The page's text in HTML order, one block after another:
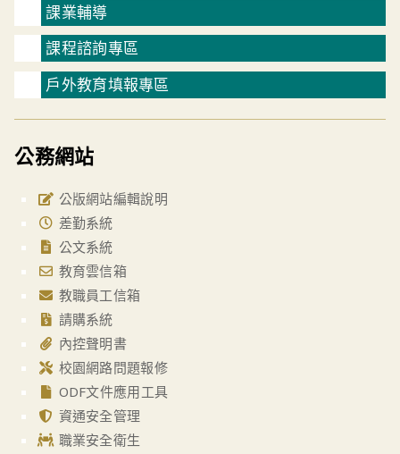
課業輔導
課程諮詢專區
戶外教育填報專區
公務網站
公版網站編輯說明
差勤系統
公文系統
教育雲信箱
教職員工信箱
請購系統
內控聲明書
校園網路問題報修
ODF文件應用工具
資通安全管理
職業安全衛生